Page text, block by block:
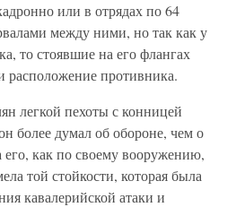
или в отрядах по 64
между ними, но так как у
то стоявшие на его флангах
противника.
легкой пехоты с конницей
более думал об обороне, чем о
его, как по своему вооружению,
той стойкости, которая была
кавалерийской атаки и